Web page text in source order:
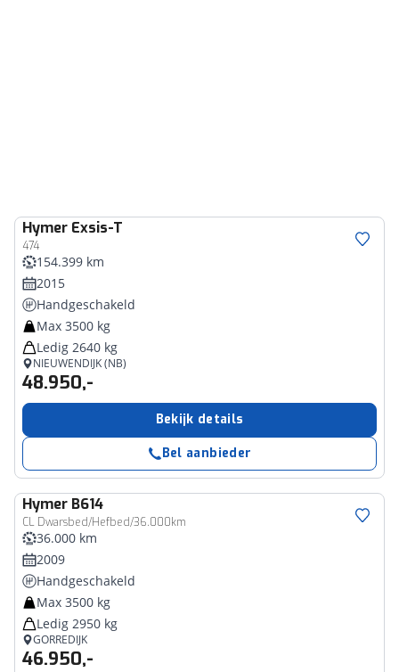
Hymer Exsis-T
474
154.399 km
2015
Handgeschakeld
Max 3500 kg
Ledig 2640 kg
NIEUWENDIJK (NB)
48.950,-
Bekijk details
Bel aanbieder
Hymer B614
CL Dwarsbed/Hefbed/36.000km
36.000 km
2009
Handgeschakeld
Max 3500 kg
Ledig 2950 kg
GORREDIJK
46.950,-